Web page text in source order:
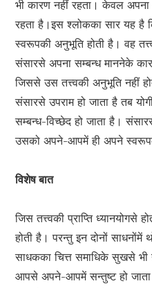
भी कारण नहीं रहता। केवल
रहता है।इस श्लोकका सार यह है
स्वरूपकी अनुभूति होती है। वह
संसारसे अपना सम्बन्ध माननेके
जिससे उस तत्त्वकी अनुभूति नहीं
संसारसे उपराम हो जाता है तब
सम्बन्ध-विच्छेद हो जाता है।
उसको अपने-आपमें ही अपने
विशेष बात
जिस तत्त्वकी प्राप्ति ध्यानयोगसे
होती है। परन्तु इन दोनों साधनोंमें
साधकका चित्त समाधिके सुखसे भी
आपसे अपने-आपमें सन्तुष्ट हो